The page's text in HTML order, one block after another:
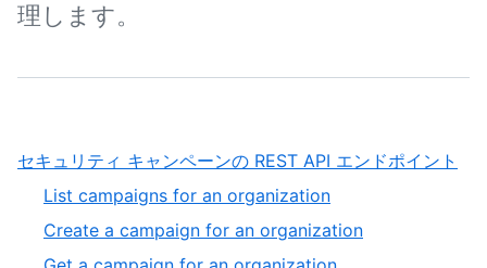
理します。
セキュリティ キャンペーンの REST API エンドポイント
List campaigns for an organization,
1
Create a campaign for an organization,
,